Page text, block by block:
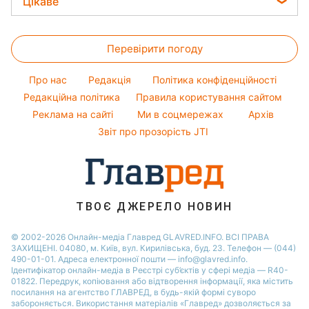
Алла Пугачова
Максим Галкін
Настя Каменських
Віталій Козловський
Потап
Софія Ротару
Новини Тернополя
Новини Житомира
Новини Одеси
Новини Харкова
Поради від Андре Тана
Жіночі стрижки
Фарбування волосся
Гарний манікюр
Салати
Легкі десерти
Напої
Святкове меню
Тести по картинці
Оптичні ілюзії
Народні прикмети
Усе про шоу-бізнес
Перевірити погоду
Про нас Редакція
Політика конфіденційності
Редакційна політика
Правила користування сайтом
Реклама на сайті
Ми в соцмережах
Архів
Звіт про прозорість JTI
ТВОЄ ДЖЕРЕЛО НОВИН
© 2002-2026 Онлайн-медіа Главред GLAVRED.INFO. ВСІ ПРАВА
ЗАХИЩЕНІ. 04080, м. Київ, вул. Кирилівська, буд. 23. Телефон — (044)
490-01-01. Адреса електронної пошти — info@glavred.info.
Ідентифікатор онлайн-медіа в Реєстрі суб’єктів у сфері медіа — R40-
01822. Передрук, копіювання або відтворення інформації, яка містить
посилання на агентство ГЛАВРЕД, в будь-якій формi суворо
забороняється. Використання матеріалів «Главред» дозволяється за